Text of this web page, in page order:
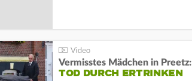
Vermisstes Mädchen in Preetz:
TOD DURCH ERTRINKEN